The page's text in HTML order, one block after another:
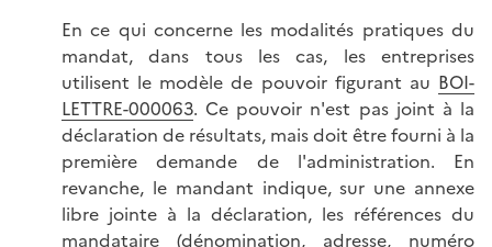
En ce qui concerne les modalités pratiques du
mandat, dans tous les cas, les entreprises
utilisent le modèle de pouvoir figurant au BOI-
LETTRE-000063. Ce pouvoir n'est pas joint à la
déclaration de résultats, mais doit être fourni à la
première demande de l'administration. En
revanche, le mandant indique, sur une annexe
libre jointe à la déclaration, les références du
mandataire (dénomination, adresse, numéro